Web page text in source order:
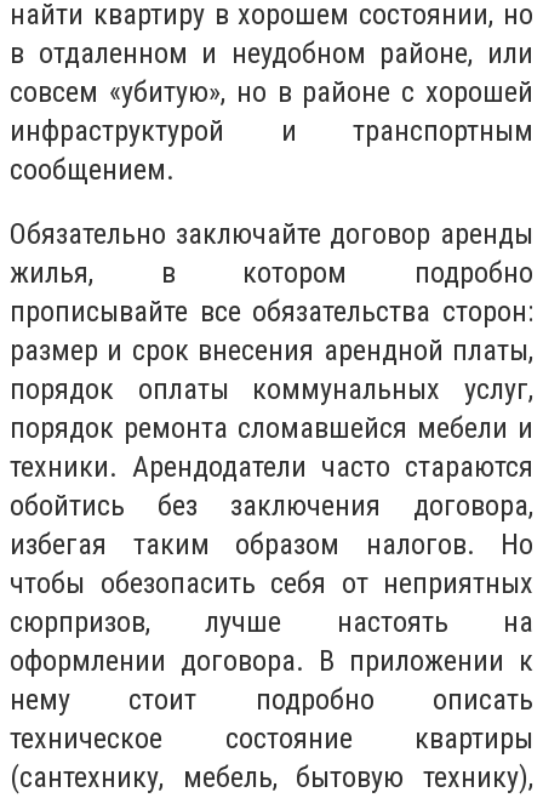
найти квартиру в хорошем состоянии, но
в отдаленном и неудобном районе, или
совсем «убитую», но в районе с хорошей
инфраструктурой и транспортным
сообщением.
Обязательно заключайте договор аренды
жилья, в котором подробно
прописывайте все обязательства сторон:
размер и срок внесения арендной платы,
порядок оплаты коммунальных услуг,
порядок ремонта сломавшейся мебели и
техники. Арендодатели часто стараются
обойтись без заключения договора,
избегая таким образом налогов. Но
чтобы обезопасить себя от неприятных
сюрпризов, лучше настоять на
оформлении договора. В приложении к
нему стоит подробно описать
техническое состояние квартиры
(сантехнику, мебель, бытовую технику),